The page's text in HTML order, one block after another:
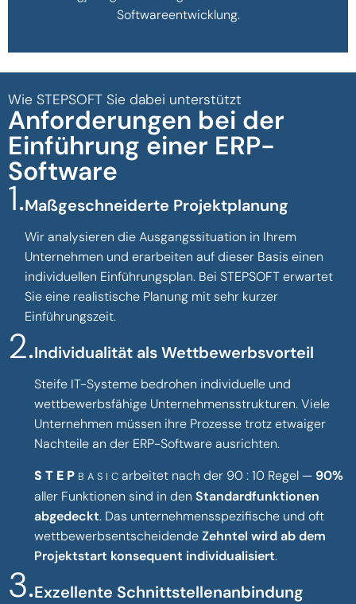
Softwareentwicklung.
Wie STEPSOFT Sie dabei unterstützt
Anforderungen bei der
Einführung einer ERP-
Software
Maßgeschneiderte Projektplanung
Wir analysieren die Ausgangssituation in Ihrem
Unternehmen und erarbeiten auf dieser Basis einen
individuellen Einführungsplan. Bei STEPSOFT erwartet
Sie eine realistische Planung mit sehr kurzer
Einführungszeit.
Individualität als Wettbewerbsvorteil
Steife IT-Systeme bedrohen individuelle und
wettbewerbsfähige Unternehmensstrukturen. Viele
Unternehmen müssen ihre Prozesse trotz etwaiger
Nachteile an der ERP-Software ausrichten.
STEP BASIC arbeitet nach der 90 : 10 Regel — 90%
aller Funktionen sind in den Standardfunktionen
abgedeckt. Das unternehmensspezifische und oft
wettbewerbsentscheidendeZehntel wird ab dem
Projektstart konsequent individualisiert.
Exzellente Schnittstellenanbindung